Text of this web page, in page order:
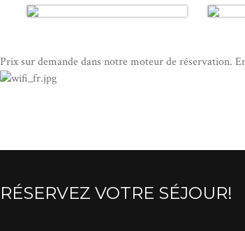
Prix ​​sur demande dans notre moteur de réservation.
RÉSERVEZ VOTRE SÉJOUR!